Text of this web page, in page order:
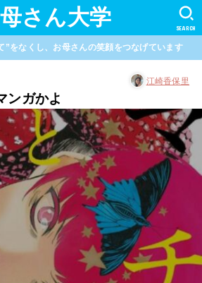
さん大学 SEARCH
”をなくし、お母さんの笑顔をつなげています
江崎香保里
ンガかよ